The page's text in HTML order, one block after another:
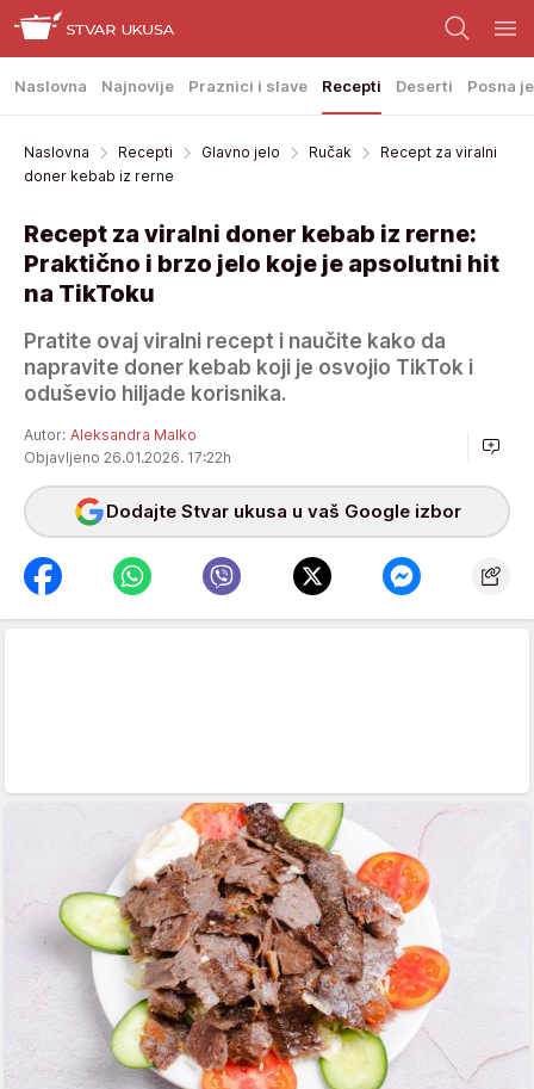
Naslovna Najnovije Praznici i slave Recepti Deserti Posna
Naslovna Recepti Glavno jelo Ručak
Recept za viralni
doner kebab iz rerne
Recept za viralni doner kebab iz rerne:
Praktično i brzo jelo koje je apsolutni hit
na TikToku
Pratite ovaj viralni recept i naučite kako da
napravite doner kebab koji je osvojio TikTok i
oduševio hiljade korisnika.
Autor: Aleksandra Malko
Objavljeno 26.01.2026. 17:22h
Dodajte Stvar ukusa u vaš Google izbor